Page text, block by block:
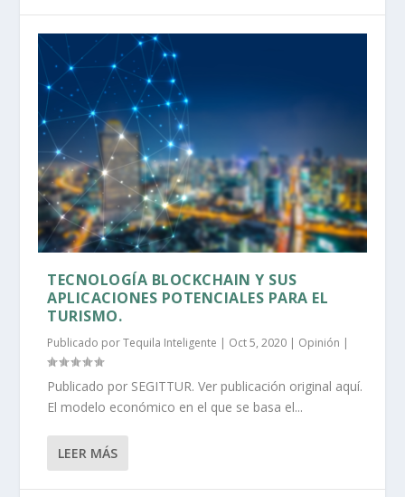
TECNOLOGÍA BLOCKCHAIN Y SUS
APLICACIONES POTENCIALES PARA EL
TURISMO.
Publicado porTequila Inteligente | Oct 5, 2020 | Opinión |
Publicado por SEGITTUR. Ver publicación original aquí.
El modelo económico en el que se basa el...
LEER MÁS